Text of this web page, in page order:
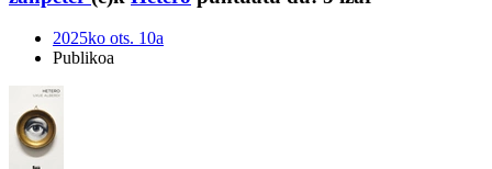
2025ko ots. 10a
Publikoa